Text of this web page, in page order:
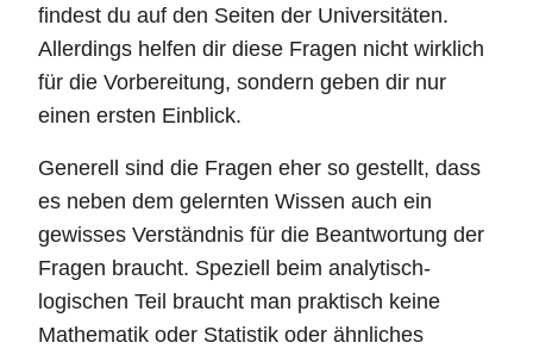
findest du auf den Seiten der Universitäten.
Allerdings helfen dir diese Fragen nicht wirklich
für die Vorbereitung, sondern geben dir nur
einen ersten Einblick.
Generell sind die Fragen eher so gestellt, dass
es neben dem gelernten Wissen auch ein
gewisses Verständnis für die Beantwortung der
Fragen braucht. Speziell beim analytisch-
logischen Teil braucht man praktisch keine
Mathematik oder Statistik oder ähnliches